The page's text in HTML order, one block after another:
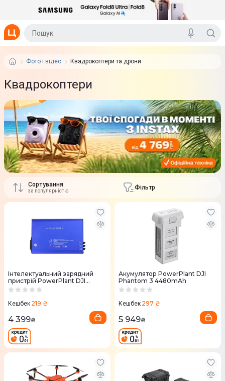
Фото і відео Квадрокоптери та дрони
Квадрокоптери
Сортування
за популярністю Фільтр
Інтелектуальний зарядний
пристрій PowerPlant DJI
Phantom 4
Кешбек 219 ₴
4 399₴
Акумулятор PowerPlant DJI
Phantom 3 4480mAh
Кешбек 297 ₴
5 949₴